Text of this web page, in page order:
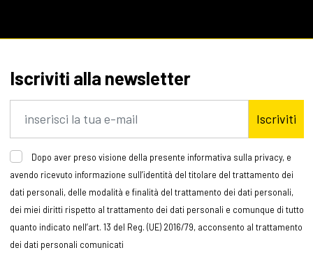
Iscriviti alla newsletter
Iscriviti
Dopo aver preso visione della presente informativa sulla privacy, e
avendo ricevuto informazione sull’identità del titolare del trattamento dei
dati personali, delle modalità e finalità del trattamento dei dati personali,
dei miei diritti rispetto al trattamento dei dati personali e comunque di tutto
quanto indicato nell’art. 13 del Reg. (UE) 2016/79, acconsento al trattamento
dei dati personali comunicati